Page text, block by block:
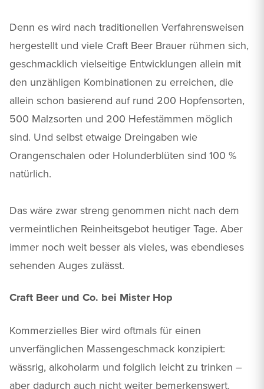
Denn es wird nach traditionellen Verfahrensweisen
hergestellt und viele Craft Beer Brauer rühmen sich,
geschmacklich vielseitige Entwicklungen allein mit
den unzähligen Kombinationen zu erreichen, die
allein schon basierend auf rund 200 Hopfensorten,
500 Malzsorten und 200 Hefestämmen möglich
sind. Und selbst etwaige Dreingaben wie
Orangenschalen oder Holunderblüten sind 100 %
natürlich.
Das wäre zwar streng genommen nicht nach dem
vermeintlichen Reinheitsgebot heutiger Tage. Aber
immer noch weit besser als vieles, was ebendieses
sehenden Auges zulässt.
Craft Beer und Co. bei Mister Hop
Kommerzielles Bier wird oftmals für einen
unverfänglichen Massengeschmack konzipiert:
wässrig, alkoholarm und folglich leicht zu trinken –
aber dadurch auch nicht weiter bemerkenswert.